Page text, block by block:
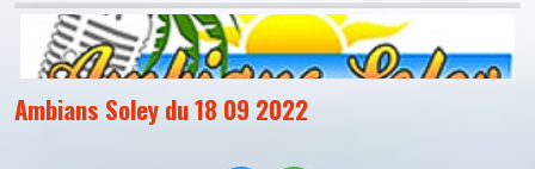
Ambians Soley du 18 09 2022